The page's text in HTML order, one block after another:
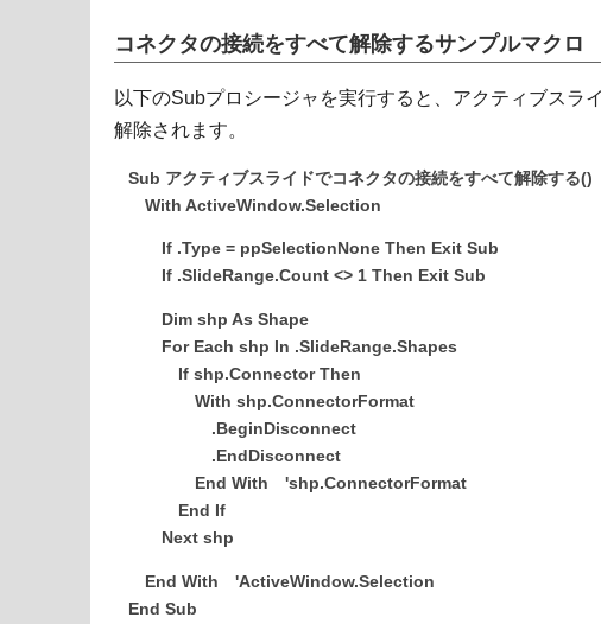
コネクタの接続をすべて解除するサンプルマクロ
以下のSubプロシージャを実行すると、アクティブスラ
解除されます。
Sub アクティブスライドでコネクタの接続をすべて解除する()
With ActiveWindow.Selection
If .Type = ppSelectionNone Then Exit Sub
If .SlideRange.Count <> 1 Then Exit Sub
Dim shp As Shape
For Each shp In .SlideRange.Shapes
If shp.Connector Then
With shp.ConnectorFormat
.BeginDisconnect
.EndDisconnect
End With 'shp.ConnectorFormat
End If
Next shp
End With 'ActiveWindow.Selection
End Sub